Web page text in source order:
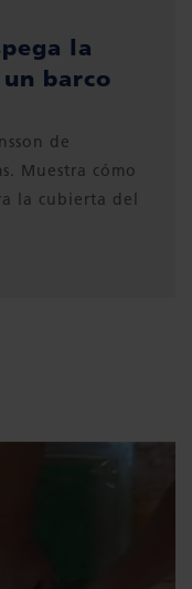
la
barco
de
Muestra cómo
la cubierta del